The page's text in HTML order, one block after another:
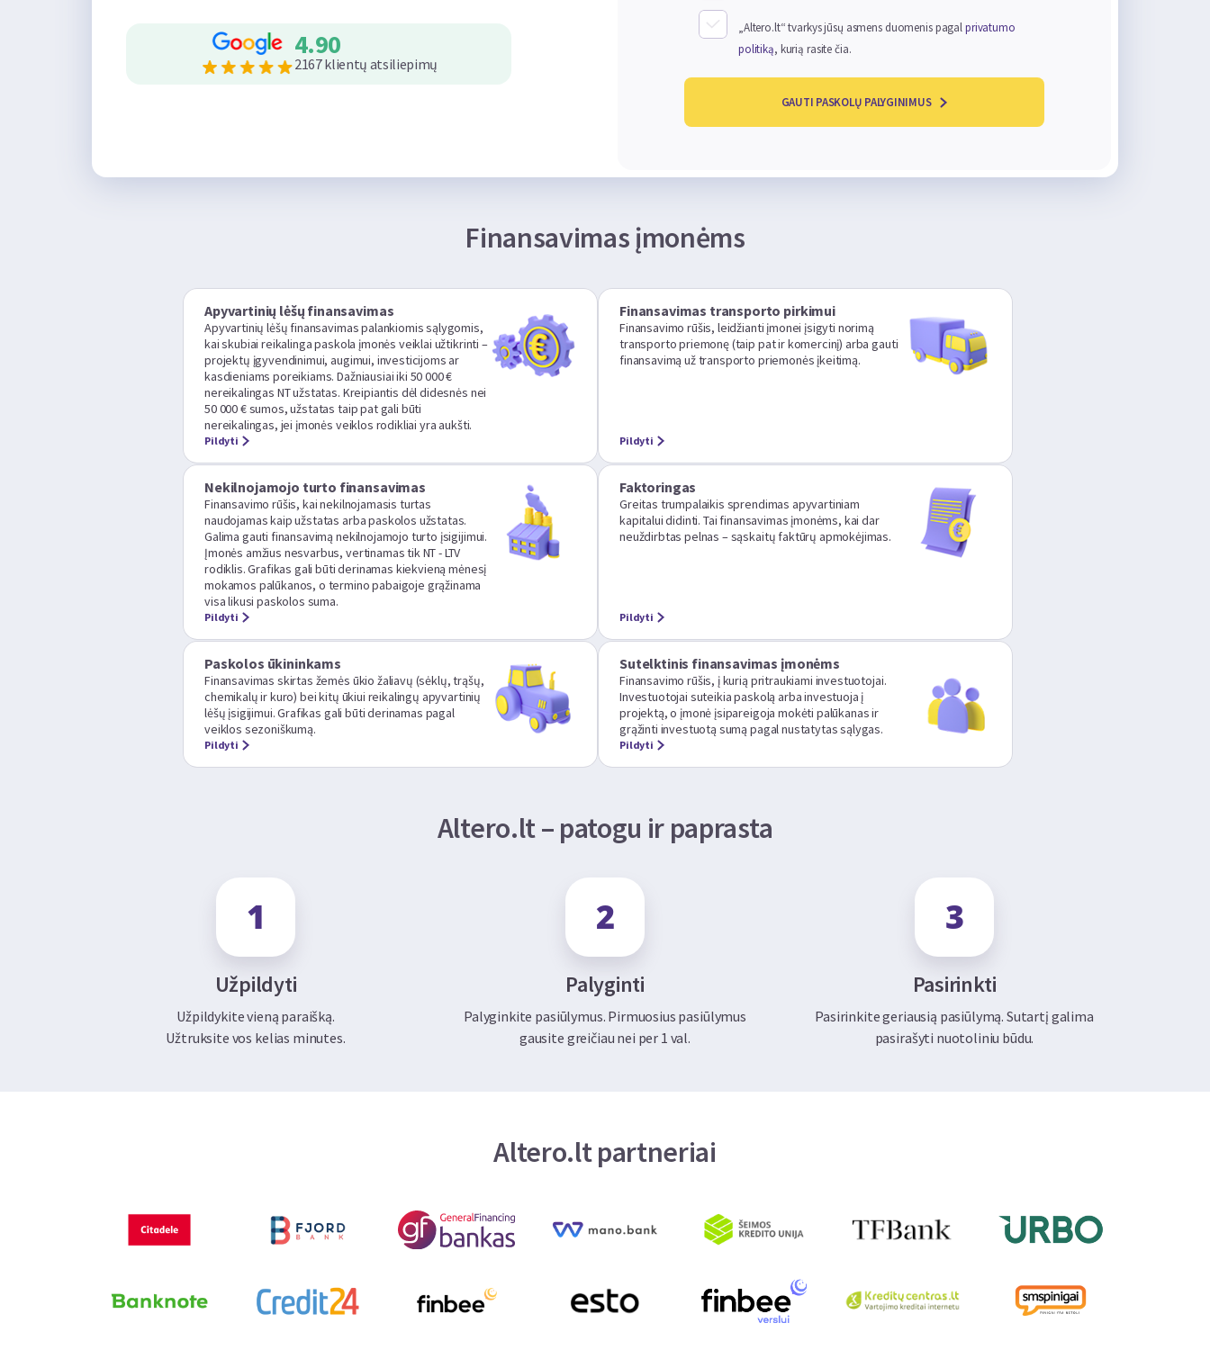
4.90
2167 klientų atsiliepimų
„Altero.lt“ tvarkys jūsų asmens duomenis pagalprivatumo
politiką, kurią rasite čia.
GAUTI PASKOLŲ PALYGINIMUS
Finansavimas įmonėms
Apyvartinių lėšų finansavimas
Apyvartinių lėšų finansavimas palankiomis sąlygomis,
kai skubiai reikalinga paskola įmonės veiklai užtikrinti –
projektų įgyvendinimui, augimui, investicijoms ar
kasdieniams poreikiams. Dažniausiai iki 50 000 €
nereikalingas NT užstatas. Kreipiantis dėl didesnės nei
50 000 € sumos, užstatas taip pat gali būti
nereikalingas, jei įmonės veiklos rodikliai yra aukšti.
Pildyti
Finansavimas transporto pirkimui
Finansavimo rūšis, leidžianti įmonei įsigyti norimą
transporto priemonę (taip pat ir komercinį) arba gauti
finansavimą už transporto priemonės įkeitimą.
Pildyti
Nekilnojamojo turto finansavimas
Finansavimo rūšis, kai nekilnojamasis turtas
naudojamas kaip užstatas arba paskolos užstatas.
Galima gauti finansavimą nekilnojamojo turto įsigijimui.
Įmonės amžius nesvarbus, vertinamas tik NT - LTV
rodiklis. Grafikas gali būti derinamas kiekvieną mėnesį
mokamos palūkanos, o termino pabaigoje grąžinama
visa likusi paskolos suma.
Pildyti
Faktoringas
Greitas trumpalaikis sprendimas apyvartiniam
kapitalui didinti. Tai finansavimas įmonėms, kai dar
neuždirbtas pelnas – sąskaitų faktūrų apmokėjimas.
Pildyti
Paskolos ūkininkams
Finansavimas skirtas žemės ūkio žaliavų (sėklų, trąšų,
chemikalų ir kuro) bei kitų ūkiui reikalingų apyvartinių
lėšų įsigijimui. Grafikas gali būti derinamas pagal
veiklos sezoniškumą.
Pildyti
Sutelktinis finansavimas įmonėms
Finansavimo rūšis, į kurią pritraukiami investuotojai.
Investuotojai suteikia paskolą arba investuoja į
projektą, o įmonė įsipareigoja mokėti palūkanas ir
grąžinti investuotą sumą pagal nustatytas sąlygas.
Pildyti
Altero.lt – patogu ir paprasta
Užpildyti
Užpildykite vieną paraišką.
Užtruksite vos kelias minutes.
Palyginti
Palyginkite pasiūlymus. Pirmuosius pasiūlymus
gausite greičiau nei per 1 val.
Pasirinkti
Pasirinkite geriausią pasiūlymą. Sutartį galima
pasirašyti nuotoliniu būdu.
Altero.lt partneriai